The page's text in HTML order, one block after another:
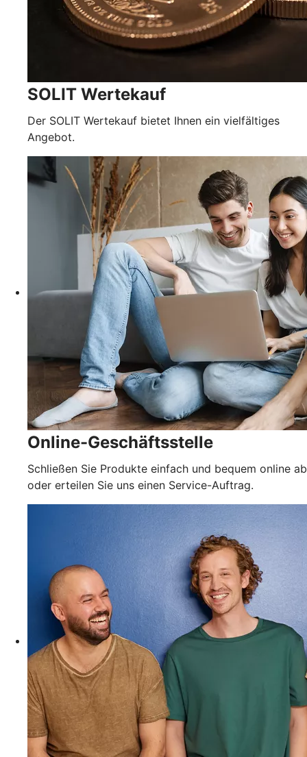
SOLIT Wertekauf
Der SOLIT Wertekauf bietet Ihnen ein vielfältiges
Angebot.
Online-Geschäftsstelle
Schließen Sie Produkte einfach und bequem online ab
oder erteilen Sie uns einen Service-Auftrag.